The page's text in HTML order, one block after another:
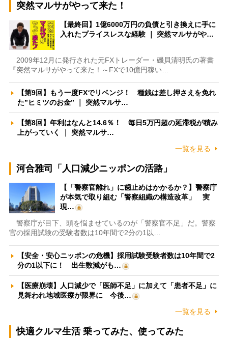
突然マルサがやって来た！
【最終回】1億6000万円の負債と引き換えに手に
入れたプライスレスな経験 ｜ 突然マルサがや…
2009年12月に発行された元FXトレーダー・磯貝清明氏の著書
『突然マルサがやって来た！～FXで10億円稼い…
【第9回】もう一度FXでリベンジ！ 種銭は差し押さえを免れ
た”ヒミツのお金” ｜ 突然マルサ…
【第8回】年利はなんと14.6％！ 毎日5万円超の延滞税が積み
上がっていく ｜ 突然マルサ…
一覧を見る
河合雅司「人口減少ニッポンの活路」
【「警察官離れ」に歯止めはかかるか？】警察庁
が本気で取り組む「警察組織の構造改革」 実
現…
警察庁が目下、頭を悩ませているのが「警察官不足」だ。警察
官の採用試験の受験者数は10年間で2分の1以…
【安全・安心ニッポンの危機】採用試験受験者数は10年間で2
分の1以下に！ 出生数減がも…
【医療崩壊】人口減少で「医師不足」に加えて「患者不足」に
見舞われ地域医療が限界に 今後…
一覧を見る
快適クルマ生活 乗ってみた、使ってみた